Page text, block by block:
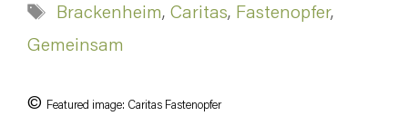
Schlagwörter
Brackenheim, Caritas, Fastenopfer,
Gemeinsam
© Featured image: Caritas Fastenopfer